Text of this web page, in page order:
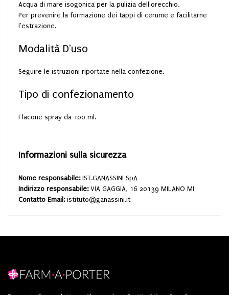
Acqua di mare isogonica per la pulizia dell'orecchio.
Per prevenire la formazione dei tappi di cerume e facilitarne
l'estrazione.
Modalità D'uso
Seguire le istruzioni riportate nella confezione.
Tipo di confezionamento
Flacone spray da 100 ml.
Informazioni sulla sicurezza
Nome responsabile: IST.GANASSINI SpA
Indirizzo responsabile: VIA GAGGIA, 16 20139 MILANO MI
Contatto Email: istituto@ganassini.it